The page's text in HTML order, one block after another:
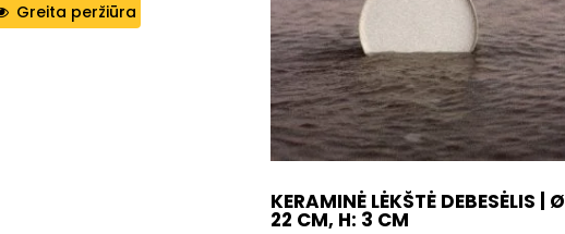
Greita peržiūra
KERAMINĖ LĖKŠTĖ DEBESĖLIS | Ø
22 CM, H: 3 CM